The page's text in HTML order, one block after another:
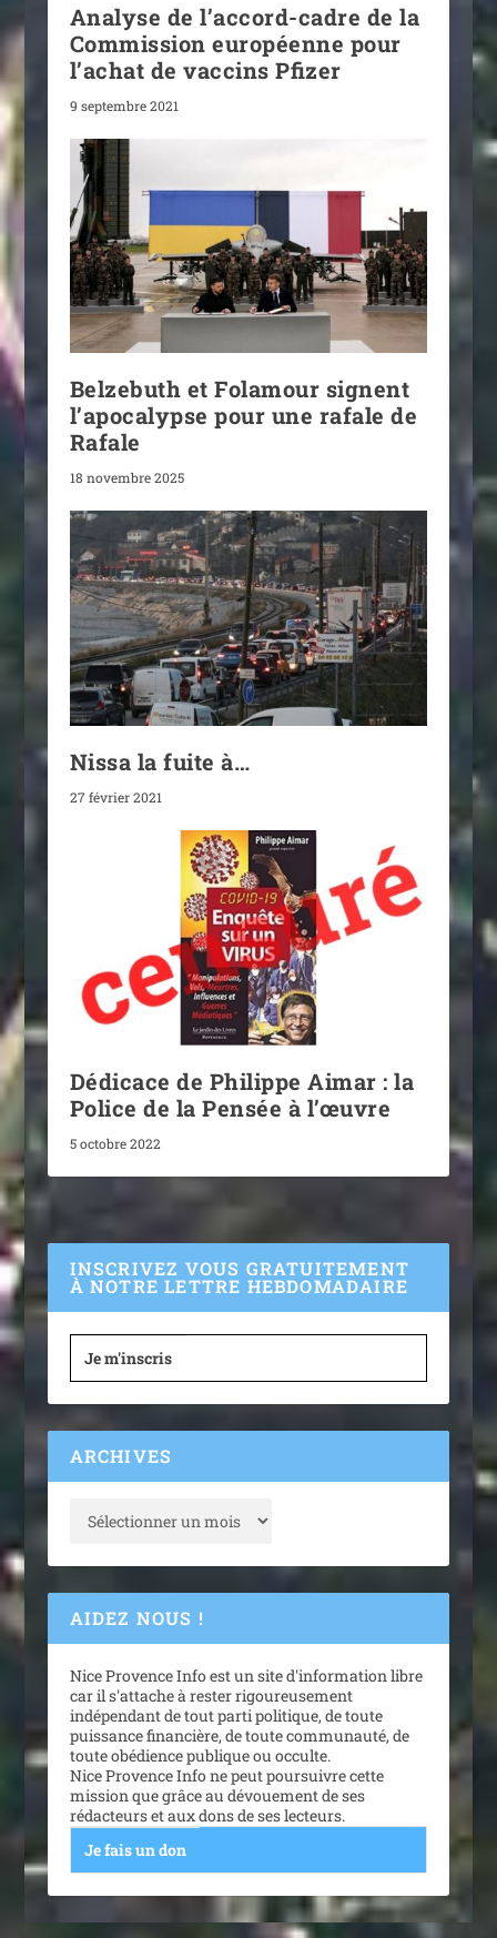
Analyse de l’accord-cadre de la
Commission européenne pour
l’achat de vaccins Pfizer
9 septembre 2021
Belzebuth et Folamour signent
l’apocalypse pour une rafale de
Rafale
18 novembre 2025
Nissa la fuite à…
27 février 2021
Dédicace de Philippe Aimar : la
Police de la Pensée à l’œuvre
5 octobre 2022
INSCRIVEZ VOUS GRATUITEMENT
À NOTRE LETTRE HEBDOMADAIRE
Je m'inscris
ARCHIVES
AIDEZ NOUS !
Nice Provence Info est un site d'information libre
car il s'attache à rester rigoureusement
indépendant de tout parti politique, de toute
puissance financière, de toute communauté, de
toute obédience publique ou occulte.
Nice Provence Info ne peut poursuivre cette
mission que grâce au dévouement de ses
rédacteurs et aux dons de ses lecteurs.
Je fais un don